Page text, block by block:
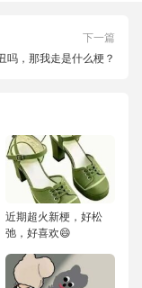
下一篇
吗，那我走是什么梗？
近期超火新梗，好松
弛，好喜欢😄